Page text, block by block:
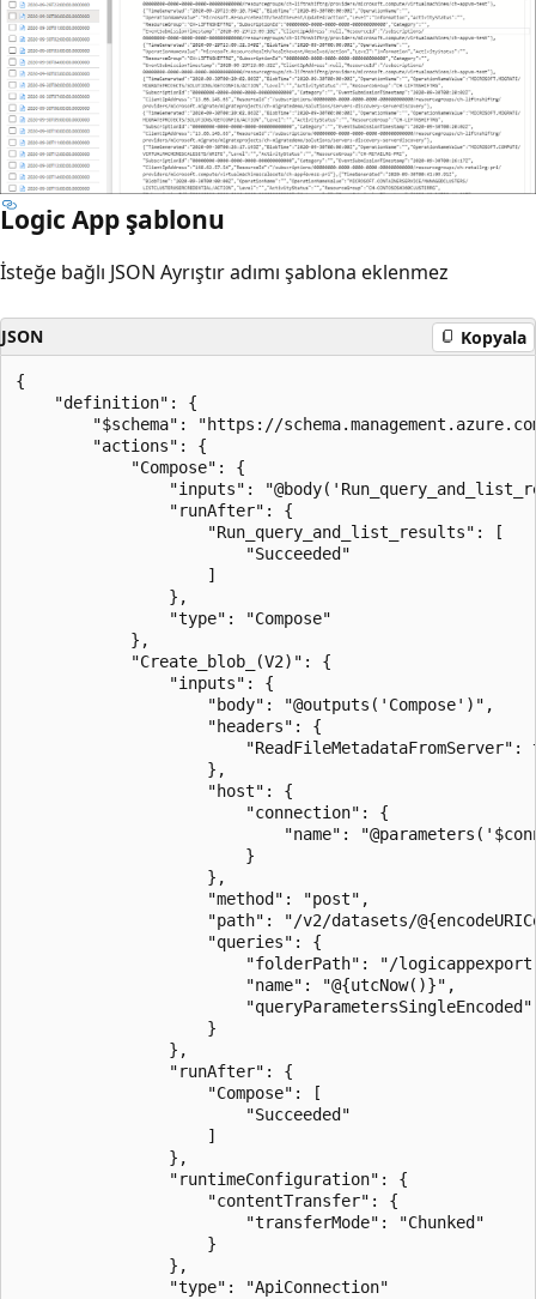
Logic App şablonu
İsteğe bağlı JSON Ayrıştır adımı şablona eklenmez
JSON Kopyala
{
    "definition": {
"$schema": "https://
        "actions": {
            "Compose": {
"inputs":
                "runAfter": {
                    "Run_query_and_list_results": [
                        "Succeeded"
                    ]
                },
                "type": "Compose"
            },
            "Create_blob_(V2)": {
                "inputs": {
                    "body": "@outputs('Compose')",
                    "headers": {
"ReadFileMetadataFromServer":
                    },
                    "host": {
                        "connection": {
"name":
                        }
                    },
                    "method": "post",
"path": "/v2/datasets/
                    "queries": {
"folderPath": "/
                        "name": "@{utcNow()}",
                    }
                },
                "runAfter": {
                    "Compose": [
                        "Succeeded"
                    ]
                },
                "runtimeConfiguration": {
                    "contentTransfer": {
                        "transferMode": "Chunked"
                    }
                },
                "type": "ApiConnection"